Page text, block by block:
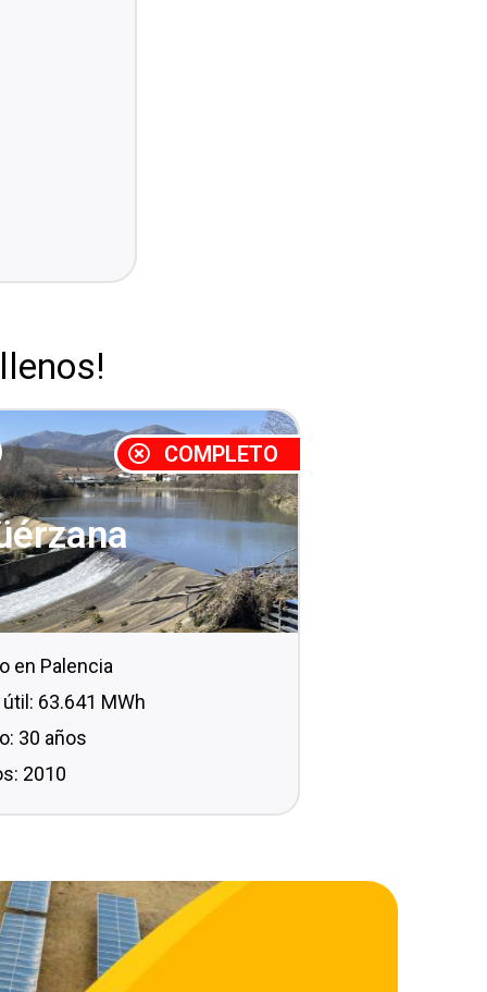
COMPLETO
en Palencia
63.641 MWh
30 años
2010